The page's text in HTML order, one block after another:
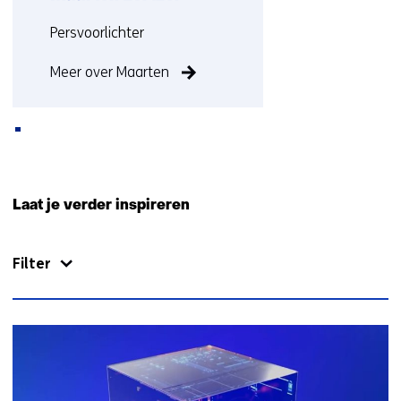
Functie:
Persvoorlichter
Meer over Maarten
op)
Laat je verder inspireren
Filter
resultaten,
getoond